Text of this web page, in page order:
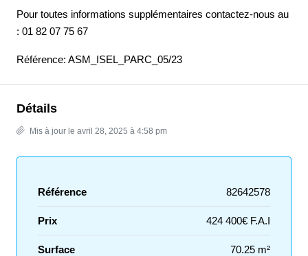
Pour toutes informations supplémentaires contactez-nous au
: 01 82 07 75 67
Référence: ASM_ISEL_PARC_05/23
Détails
Mis à jour le avril 28, 2025 à 4:58 pm
Référence 82642578
Prix 424 400€ F.A.I
Surface 70.25 m²